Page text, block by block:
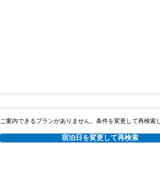
ご案内できるプランがありません。条件を変更して再検索
宿泊日を変更して再検索